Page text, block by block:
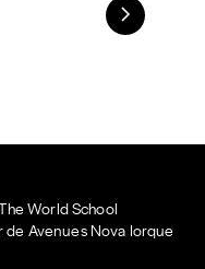
World School
Avenues Nova Iorque